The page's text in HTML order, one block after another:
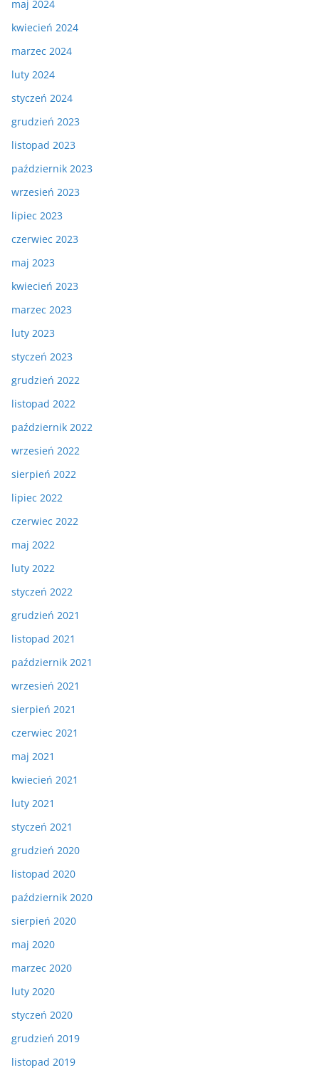
maj 2024
kwiecień 2024
marzec 2024
luty 2024
styczeń 2024
grudzień 2023
listopad 2023
październik 2023
wrzesień 2023
lipiec 2023
czerwiec 2023
maj 2023
kwiecień 2023
marzec 2023
luty 2023
styczeń 2023
grudzień 2022
listopad 2022
październik 2022
wrzesień 2022
sierpień 2022
lipiec 2022
czerwiec 2022
maj 2022
luty 2022
styczeń 2022
grudzień 2021
listopad 2021
październik 2021
wrzesień 2021
sierpień 2021
czerwiec 2021
maj 2021
kwiecień 2021
luty 2021
styczeń 2021
grudzień 2020
listopad 2020
październik 2020
sierpień 2020
maj 2020
marzec 2020
luty 2020
styczeń 2020
grudzień 2019
listopad 2019